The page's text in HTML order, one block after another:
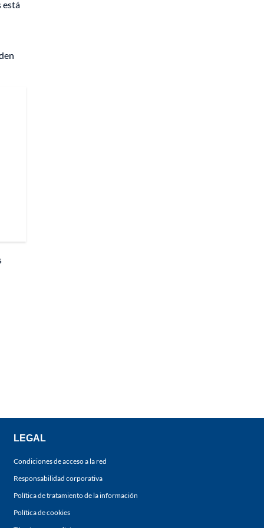
está
LEGAL
Condiciones de acceso a la red
Responsabilidad corporativa
Política de tratamiento de la información
Política de cookies